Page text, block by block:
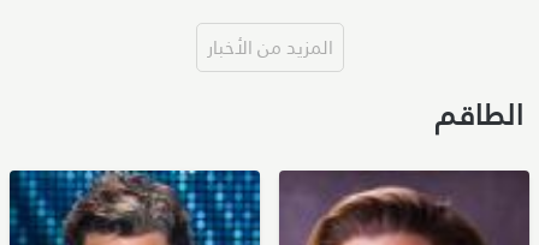
المزيد من الأخبار
الطاقم